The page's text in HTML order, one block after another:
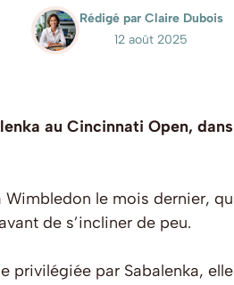
Rédigé par Claire Dubois
12 août 2025
au Cincinnati Open,
le mois dernier,
de s’incliner de peu.
privilégiée par Sabalenka,